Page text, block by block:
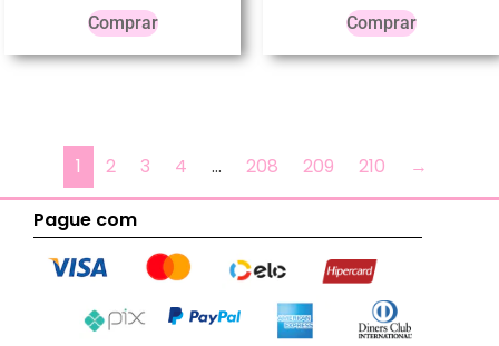
Comprar
Comprar
1 2 3 4 … 208 209 210 →
Pague com